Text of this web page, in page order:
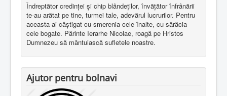
Îndreptător credinţei şi chip blândeţilor, învăţător înfrânării
te-au arătat pe tine, turmei tale, adevărul lucrurilor. Pentru
aceasta ai câştigat cu smerenia cele înalte, cu sărăcia
cele bogate. Părinte Ierarhe Nicolae, roagă pe Hristos
Dumnezeu să mântuiască sufletele noastre.
Ajutor pentru bolnavi